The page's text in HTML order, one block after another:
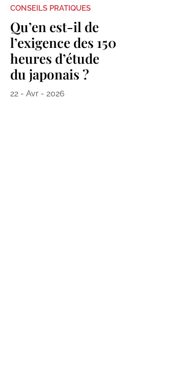
CONSEILS PRATIQUES
Qu’en est-il de
l’exigence des 150
heures d’étude
du japonais ?
22 - Avr - 2026